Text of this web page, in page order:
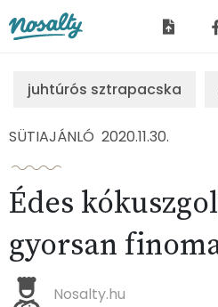
juhtúrós sztrapacska
SÜTIAJÁNLÓ 2020.11.30.
Édes
gyorsan
Nosalty.hu